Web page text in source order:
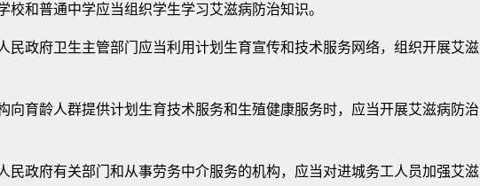
和普通中学应当组织学生学习艾滋病防治知识。
府卫生主管部门应当利用计划生育宣传和技术服务网络，组织开展艾滋
育龄人群提供计划生育技术服务和生殖健康服务时，应当开展艾滋病防治
府有关部门和从事劳务中介服务的机构，应当对进城务工人员加强艾滋